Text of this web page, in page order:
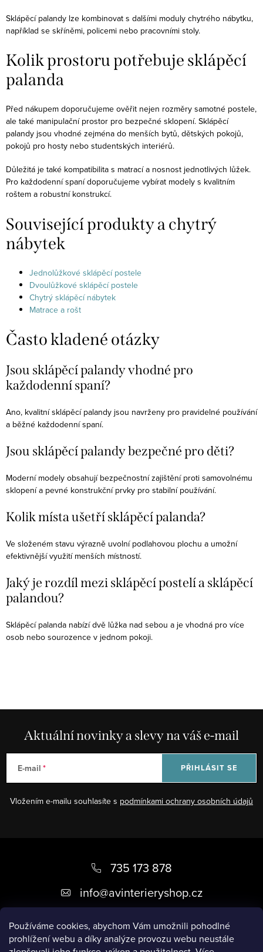
Používáme cookies, abychom Vám umožnili pohodlné
prohlížení webu a díky analýze provozu webu neustále
Sklápěcí palandy lze kombinovat s dalšími moduly chytrého nábytku,
například se skříněmi, policemi nebo pracovními stoly.
Kolik prostoru potřebuje sklápěcí
palanda
Před nákupem doporučujeme ověřit nejen rozměry samotné postele,
ale také manipulační prostor pro bezpečné sklopení. Sklápěcí
palandy jsou vhodné zejména do menších bytů, dětských pokojů,
pokojů pro hosty nebo studentských interiérů.
Důležitá je také kompatibilita s matrací a nosnost jednotlivých lůžek.
Pro každodenní spaní doporučujeme vybírat modely s kvalitním
roštem a robustní konstrukcí.
Související produkty a chytrý
nábytek
Jednolůžkové sklápěcí postele
Dvoulůžkové sklápěcí postele
Chytrý sklápěcí nábytek
Matrace a rošt
Často kladené otázky
Jsou sklápěcí palandy vhodné pro
každodenní spaní?
Ano, kvalitní sklápěcí palandy jsou navrženy pro pravidelné používání
a běžné každodenní spaní.
Jsou sklápěcí palandy bezpečné pro děti?
Moderní modely obsahují bezpečnostní zajištění proti samovolnému
sklopení a pevné konstrukční prvky pro stabilní používání.
Kolik místa ušetří sklápěcí palanda?
Ve složeném stavu výrazně uvolní podlahovou plochu a umožní
efektivnější využití menších místností.
Jaký je rozdíl mezi sklápěcí postelí a sklápěcí
palandou?
Sklápěcí palanda nabízí dvě lůžka nad sebou a je vhodná pro více
osob nebo sourozence v jednom pokoji.
Aktuální novinky a slevy na váš e-mail
E-mail
Vložením e-mailu souhlasíte s podmínkami ochrany osobních údajů
PŘIHLÁSIT SE
a
735 173 878
info@avinterieryshop.cz